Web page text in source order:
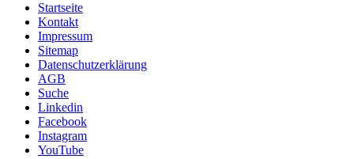
Startseite
Kontakt
Impressum
Sitemap
Datenschutzerklärung
AGB
Suche
Linkedin
Facebook
Instagram
YouTube